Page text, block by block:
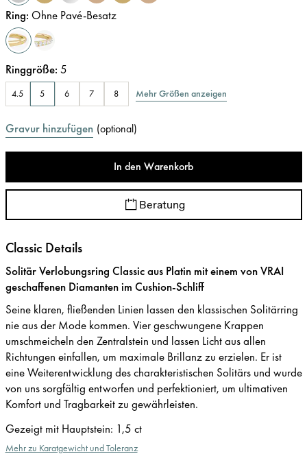
Ring: Ohne Pavé-Besatz
Ringgröße: 5
4.5 5 6 7 8 Mehr Größen anzeigen
Gravur hinzufügen (optional)
In den Warenkorb
Beratung
Classic Details
Solitär Verlobungsring Classic aus Platin mit einem von VRAI
geschaffenen Diamanten im Cushion-Schliff
Seine klaren, fließenden Linien lassen den klassischen Solitärring
nie aus der Mode kommen. Vier geschwungene Krappen
umschmeicheln den Zentralstein und lassen Licht aus allen
Richtungen einfallen, um maximale Brillanz zu erzielen. Er ist
eine Weiterentwicklung des charakteristischen Solitärs und wurde
von uns sorgfältig entworfen und perfektioniert, um ultimativen
Komfort und Tragbarkeit zu gewährleisten.
Gezeigt mit Hauptstein: 1,5 ct
Mehr zu Karatgewicht und Toleranz